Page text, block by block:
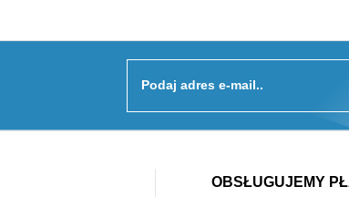
Podaj adres e-mail..
OBSŁUGUJEMY